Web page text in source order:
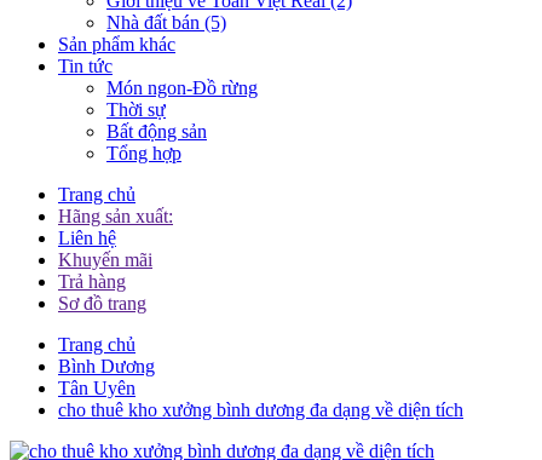
Nhà đất bán (5)
Sản phẩm khác
Tin tức
Món ngon-Đồ rừng
Thời sự
Bất động sản
Tổng hợp
Trang chủ
Hãng sản xuất:
Liên hệ
Khuyến mãi
Trả hàng
Sơ đồ trang
Trang chủ
Bình Dương
Tân Uyên
cho thuê kho xưởng bình dương đa dạng về diện tích